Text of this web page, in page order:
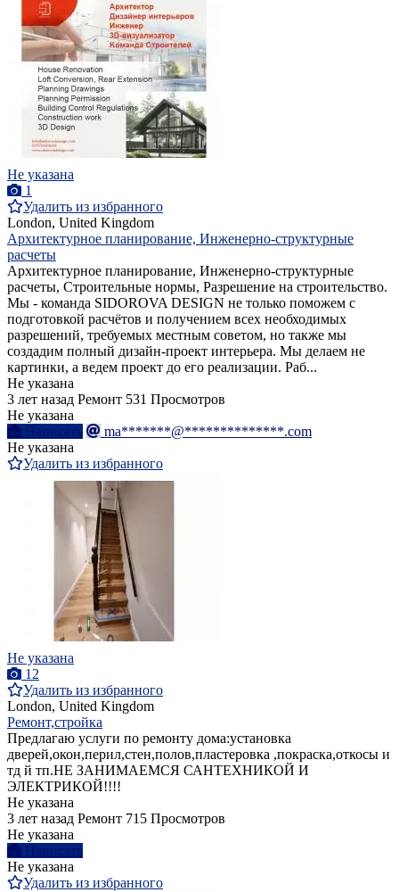
Не указана
1
Удалить из избранного
London, United Kingdom
Архитектурное планирование, Инженерно-структурные
расчеты
Архитектурное планирование, Инженерно-структурные
расчеты, Строительные нормы, Разрешение на строительство.
Мы - команда SIDOROVA DESIGN не только поможем с
подготовкой расчётов и получением всех необходимых
разрешений, требуемых местным советом, но также мы
создадим полный дизайн-проект интерьера. Мы делаем не
картинки, а ведем проект до его реализации. Раб...
Не указана
3 лет назад Ремонт 531 Просмотров
Не указана
Написать
ma*******@**************.com
Не указана
Удалить из избранного
Не указана
12
Удалить из избранного
London, United Kingdom
Ремонт,стройка
Предлагаю услуги по ремонту дома:установка
дверей,окон,перил,стен,полов,пластеровка ,покраска,откосы и
тд й тп.НЕ ЗАНИМАЕМСЯ САНТЕХНИКОЙ И
ЭЛЕКТРИКОЙ!!!!
Не указана
3 лет назад Ремонт 715 Просмотров
Не указана
Написать
Не указана
Удалить из избранного